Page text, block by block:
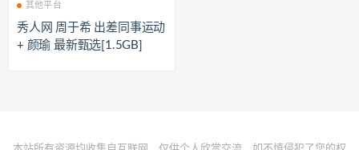
其他平台
秀人网 周于希 出差同事运动
+ 颜瑜 最新甄选[1.5GB]